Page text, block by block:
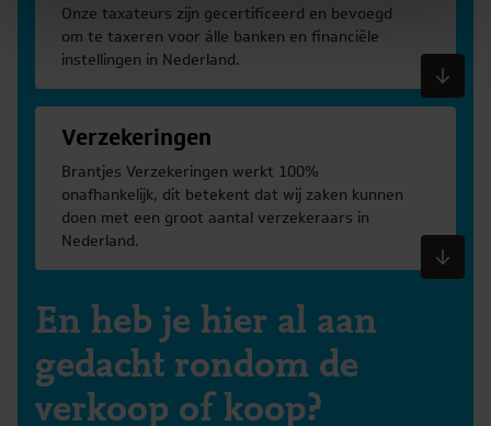
Onze taxateurs zijn gecertificeerd en bevoegd
om te taxeren voor álle banken en financiële
instellingen in Nederland.
Meer informatie
Verzekeringen
Brantjes Verzekeringen werkt 100%
onafhankelijk, dit betekent dat wij zaken kunnen
doen met een groot aantal verzekeraars in
Nederland.
Meer informatie
En heb je hier al aan
gedacht rondom de
verkoop of koop?